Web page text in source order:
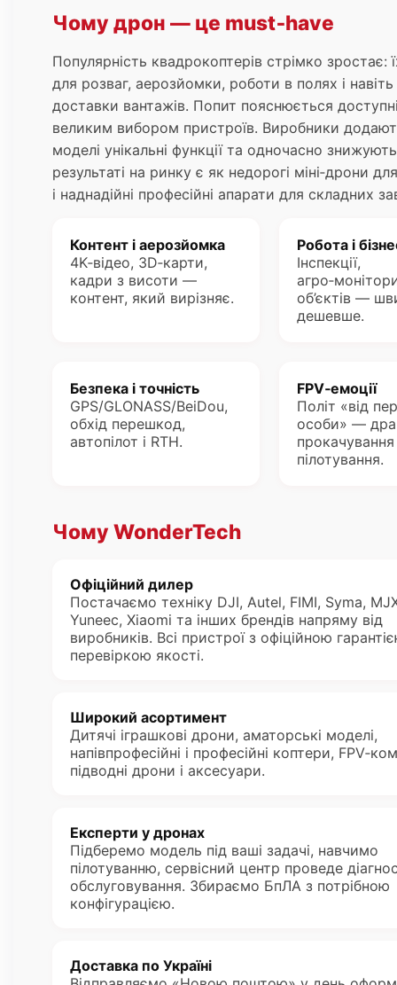
Чому дрон — це must‑have
Популярність квадрокоптерів стрімко зростає:
для розваг, аерозйомки, роботи в полях і
доставки вантажів. Попит пояснюється
великим вибором пристроїв. Виробники
моделі унікальні функції та одночасно
результаті на ринку є як недорогі міні‑дрони
і наднадійні професійні апарати для складних
Контент і аерозйомка
4K‑відео, 3D‑карти,
кадри з висоти —
контент, який вирізняє.
Робота і
Інспекції,
об’єктів —
дешевше.
Безпека і точність
GPS/GLONASS/BeiDou,
обхід перешкод,
автопілот і RTH.
FPV‑емоції
Політ «від
особи» —
пілотування.
Чому WonderTech
Офіційний дилер
Постачаємо техніку DJI, Autel, FIMI, Syma,
Yuneec, Xiaomi та інших брендів напряму від
виробників. Всі пристрої з офіційною
перевіркою якості.
Широкий асортимент
Дитячі іграшкові дрони, аматорські моделі,
напівпрофесійні і професійні коптери,
підводні дрони і аксесуари.
Експерти у дронах
Підберемо модель під ваші задачі, навчимо
пілотуванню, сервісний центр проведе
обслуговування. Збираємо БпЛА з потрібною
конфігурацією.
Доставка по Україні